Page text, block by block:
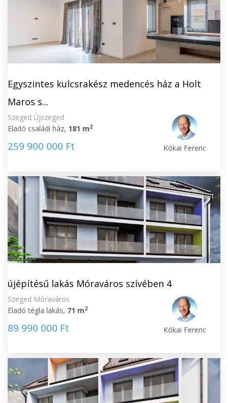
Egyszintes kulcsrakész medencés ház a Holt
Maros s...
Szeged Újszeged
Eladó családi ház, 181 m2
259 900 000 Ft Kókai Ferenc
újépítésű lakás Móraváros szívében 4
Szeged Móraváros
Eladó tégla lakás, 71 m2
89 990 000 Ft Kókai Ferenc